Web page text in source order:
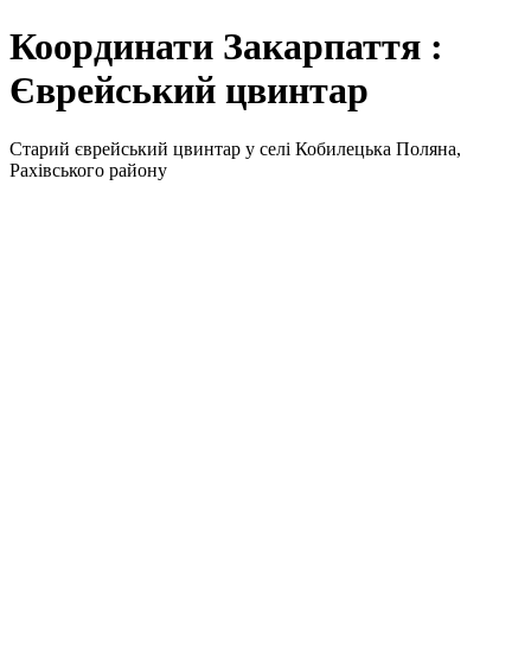
Координати Закарпаття :
Єврейський цвинтар
Старий єврейський цвинтар у селі Кобилецька Поляна,
Рахівського району